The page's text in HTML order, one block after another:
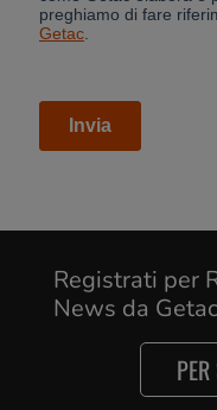
Registrati per
News da Getac